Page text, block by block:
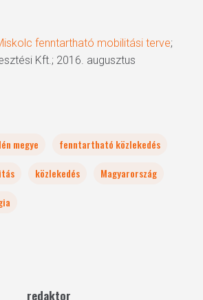
fenntartható mobilitási terve;
Kft.; 2016. augusztus
megye
fenntartható közlekedés
közlekedés
Magyarország
redaktor